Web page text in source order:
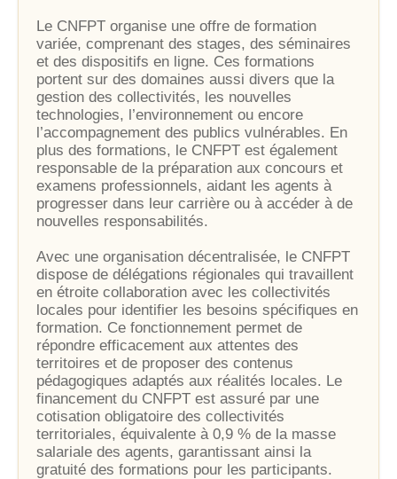
Le CNFPT organise une offre de formation
variée, comprenant des stages, des séminaires
et des dispositifs en ligne. Ces formations
portent sur des domaines aussi divers que la
gestion des collectivités, les nouvelles
technologies, l’environnement ou encore
l’accompagnement des publics vulnérables. En
plus des formations, le CNFPT est également
responsable de la préparation aux concours et
examens professionnels, aidant les agents à
progresser dans leur carrière ou à accéder à de
nouvelles responsabilités.
Avec une organisation décentralisée, le CNFPT
dispose de délégations régionales qui travaillent
en étroite collaboration avec les collectivités
locales pour identifier les besoins spécifiques en
formation. Ce fonctionnement permet de
répondre efficacement aux attentes des
territoires et de proposer des contenus
pédagogiques adaptés aux réalités locales. Le
financement du CNFPT est assuré par une
cotisation obligatoire des collectivités
territoriales, équivalente à 0,9 % de la masse
salariale des agents, garantissant ainsi la
gratuité des formations pour les participants.